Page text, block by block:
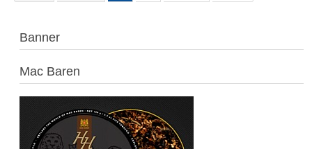
Banner
Mac Baren